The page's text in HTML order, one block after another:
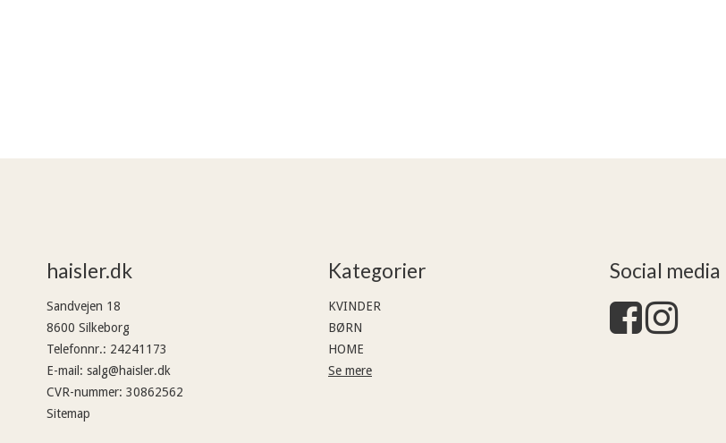
haisler.dk
Sandvejen 18
8600 Silkeborg
Telefonnr.: 24241173
E-mail : salg@haisler.dk
CVR-nummer: 30862562
Sitemap
Kategorier
KVINDER
BØRN
HOME
Se mere
Social media